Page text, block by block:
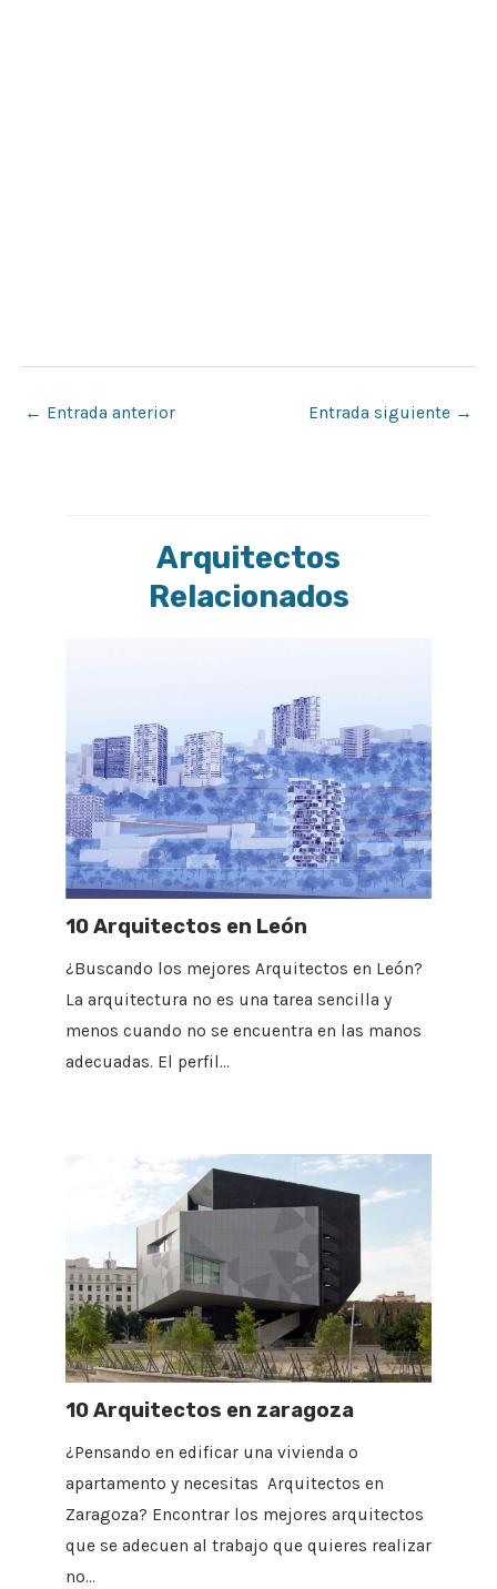
← Entrada anterior Entrada siguiente →
Arquitectos
Relacionados
10 Arquitectos en León
¿Buscando los mejores Arquitectos en León?
La arquitectura no es una tarea sencilla y
menos cuando no se encuentra en las manos
adecuadas. El perfil…
10 Arquitectos en zaragoza
¿Pensando en edificar una vivienda o
apartamento y necesitas Arquitectos en
Zaragoza? Encontrar los mejores arquitectos
que se adecuen al trabajo que quieres realizar
no…